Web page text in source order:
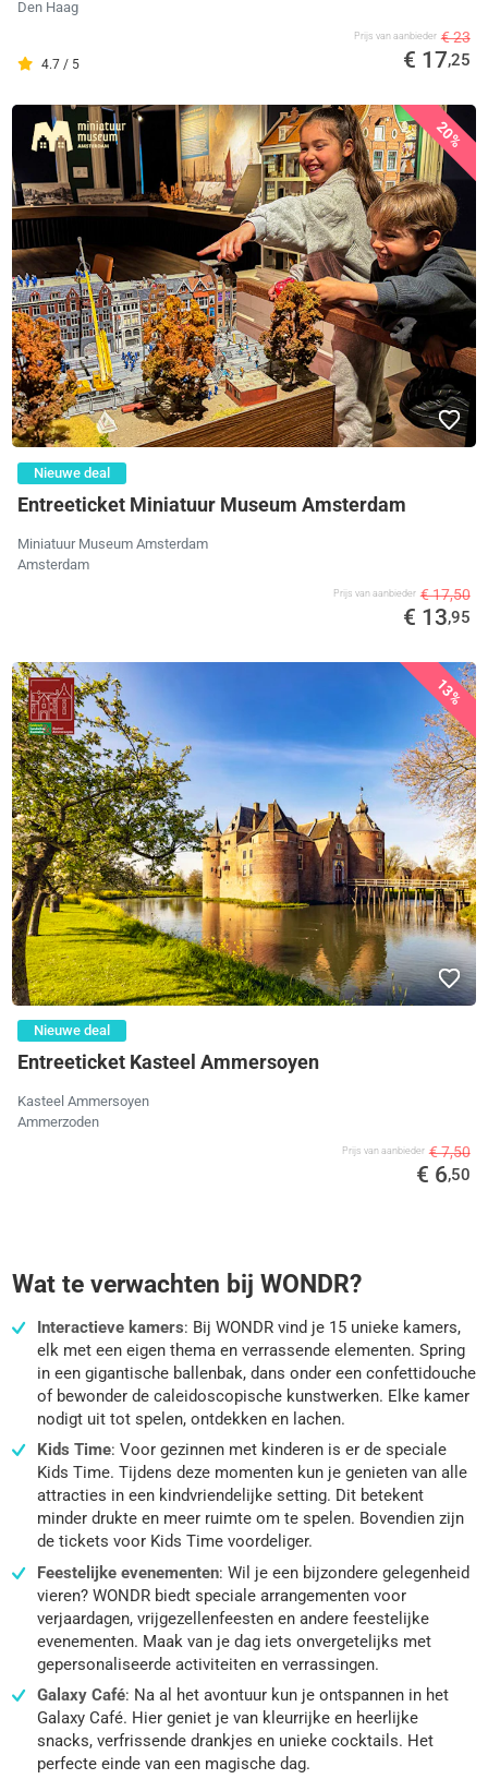
Den Haag
4.7 / 5
Prijs van aanbieder € 23
€ 17,25
20%
Nieuwe deal
Entreeticket Miniatuur Museum Amsterdam
Miniatuur Museum Amsterdam
Amsterdam
Prijs van aanbieder € 17,50
€ 13,95
13%
Nieuwe deal
Entreeticket Kasteel Ammersoyen
Kasteel Ammersoyen
Ammerzoden
Prijs van aanbieder € 7,50
€ 6,50
Wat te verwachten bij WONDR?
Interactieve kamers: Bij WONDR vind je 15 unieke kamers,
elk met een eigen thema en verrassende elementen. Spring
in een gigantische ballenbak, dans onder een confettidouche
of bewonder de caleidoscopische kunstwerken. Elke kamer
nodigt uit tot spelen, ontdekken en lachen.
Kids Time: Voor gezinnen met kinderen is er de speciale
Kids Time. Tijdens deze momenten kun je genieten van alle
attracties in een kindvriendelijke setting. Dit betekent
minder drukte en meer ruimte om te spelen. Bovendien zijn
de tickets voor Kids Time voordeliger.
Feestelijke evenementen: Wil je een bijzondere gelegenheid
vieren? WONDR biedt speciale arrangementen voor
verjaardagen, vrijgezellenfeesten en andere feestelijke
evenementen. Maak van je dag iets onvergetelijks met
gepersonaliseerde activiteiten en verrassingen.
Galaxy Café: Na al het avontuur kun je ontspannen in het
Galaxy Café. Hier geniet je van kleurrijke en heerlijke
snacks, verfrissende drankjes en unieke cocktails. Het
perfecte einde van een magische dag.